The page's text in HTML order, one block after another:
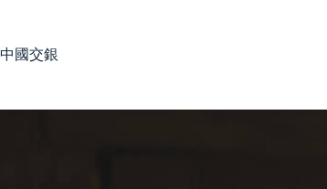
中國交銀